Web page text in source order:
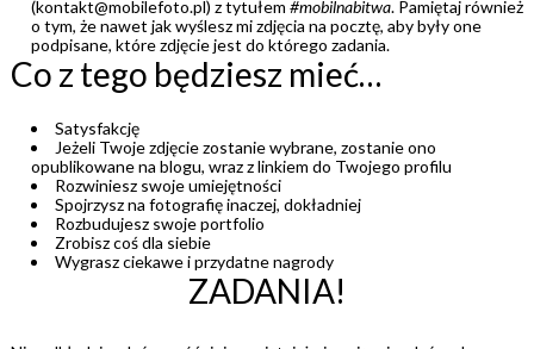
(kontakt@mobilefoto.pl) z tytułem#mobilnabitwa. Pamiętaj również
o tym, że nawet jak wyślesz mi zdjęcia na pocztę, aby były one
podpisane, które zdjęcie jest do którego zadania.
Co z tego będziesz mieć…
Satysfakcję
Jeżeli Twoje zdjęcie zostanie wybrane, zostanie ono
opublikowane na blogu, wraz z linkiem do Twojego profilu
Rozwiniesz swoje umiejętności
Spojrzysz na fotografię inaczej, dokładniej
Rozbudujesz swoje portfolio
Zrobisz coś dla siebie
Wygrasz ciekawe i przydatne nagrody
ZADANIA!